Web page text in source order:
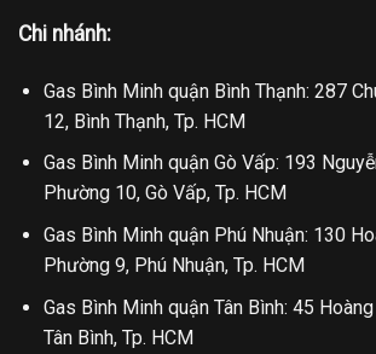
Chi nhánh:
Gas Bình Minh quận Bình Thạnh: 287
12, Bình Thạnh, Tp. HCM
Gas Bình Minh quận Gò Vấp: 193
Phường 10, Gò Vấp, Tp. HCM
Gas Bình Minh quận Phú Nhuận: 130
Phường 9, Phú Nhuận, Tp. HCM
Gas Bình Minh quận Tân Bình: 45
Tân Bình, Tp. HCM